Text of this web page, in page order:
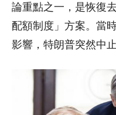
論重點之一，是恢復
配額制度」方案。當
影響，特朗普突然中